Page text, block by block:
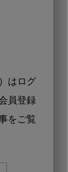
はログ
員登録
をご覧